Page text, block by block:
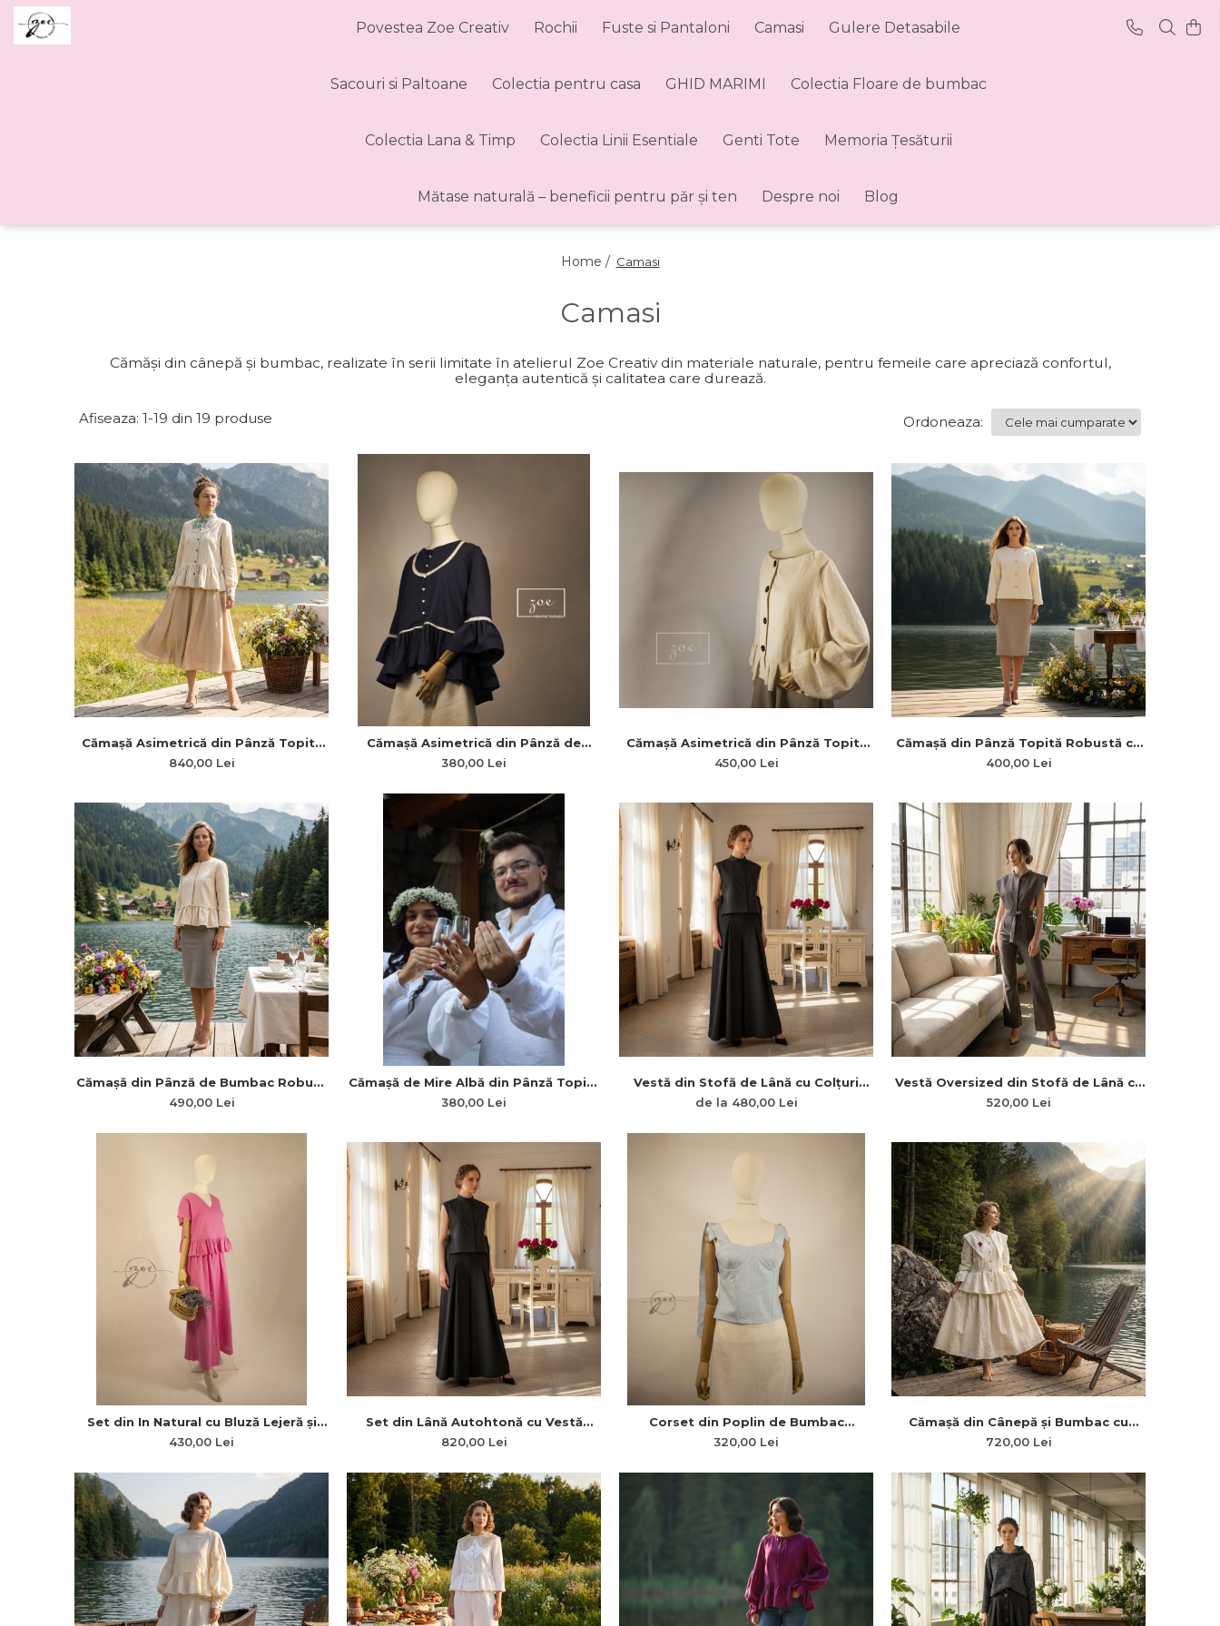
Povestea Zoe Creativ Rochii Fuste si Pantaloni Camasi Gulere Detasabile
Sacouri si Paltoane Colectia pentru casa GHID MARIMI Colectia Floare de bumbac
Colectia Lana & Timp Colectia Linii Esentiale Genti Tote Memoria Țesăturii
Mătase naturală – beneficii pentru păr și ten Despre noi Blog
Home / Camasi
Camasi
Cămăși din cânepă și bumbac, realizate în serii limitate în atelierul Zoe Creativ din materiale naturale, pentru femeile care apreciază confortul,
eleganța autentică și calitatea care durează.
Afiseaza: 1-19 din 19 produse Ordoneaza:
Cămașă Asimetrică din Pânză Topită
cu Broderie Florală, Dantelă din
Bumbac și Plii
840,00 Lei
Cămașă Asimetrică din Pânză de
Bumbac în Stil Medieval cu Plii la
Umeri și Talie „Poveste Medievală”
380,00 Lei
Cămașă Asimetrică din Pânză Topită
cu Dantelă din Bumbac și Plii în Talie
450,00 Lei
Cămașă din Pânză Topită Robustă cu
Mâneci Raglan și Dantelă din Bumbac
„Taina Simplității”
400,00 Lei
Cămașă din Pânză de Bumbac Robust
cu Mâneci 3/4 Simple și Plii în Talie
„Zoe”
490,00 Lei
Cămașă de Mire Albă din Pânză Topită
de Inspirație Tradițională
Românească
380,00 Lei
Vestă din Stofă de Lână cu Colțuri
Pătrate, Pană pe Șold și Cordon
Lateral „Armonia Liniilor”
de la 480,00 Lei
Vestă Oversized din Stofă de Lână cu
Cordon în Talie și Nasturi din Lemn
„Liniile Nobleții”
520,00 Lei
Set din In Natural cu Bluză Lejeră și
Fustă-Pantaloni cu Plii în Talie
430,00 Lei
Set din Lână Autohtonă cu Vestă
Reglabiă Taina Liniilor și Fustă-
Pantaloni
820,00 Lei
Corset din Poplin de Bumbac
Premium cu Șiret și Bretele Reglabile
– Zoe
320,00 Lei
Cămașă din Cânepă și Bumbac cu
Guler Generos și Maci Brodați
720,00 Lei